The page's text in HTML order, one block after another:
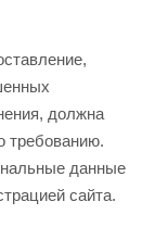
должна
требованию.
данные
сайта.